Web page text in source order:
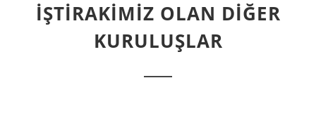
İŞTİRAKİMİZ OLAN DİĞER
KURULUŞLAR